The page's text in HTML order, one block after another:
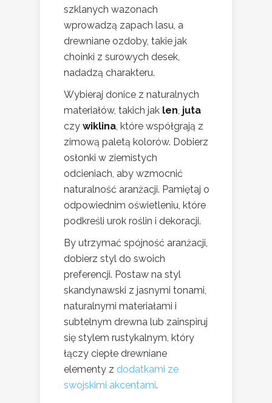
szklanych wazonach
wprowadzą zapach lasu, a
drewniane ozdoby, takie jak
choinki z surowych desek,
nadadzą charakteru.
Wybieraj donice z naturalnych
materiałów, takich jak len, juta
czy wiklina, które współgrają z
zimową paletą kolorów. Dobierz
osłonki w ziemistych
odcieniach, aby wzmocnić
naturalność aranżacji. Pamiętaj o
odpowiednim oświetleniu, które
podkreśli urok roślin i dekoracji.
By utrzymać spójność aranżacji,
dobierz styl do swoich
preferencji. Postaw na styl
skandynawski z jasnymi tonami,
naturalnymi materiałami i
subtelnym drewna lub zainspiruj
się stylem rustykalnym, który
łączy ciepłe drewniane
elementy z dodatkami ze
swojskimi akcentami.